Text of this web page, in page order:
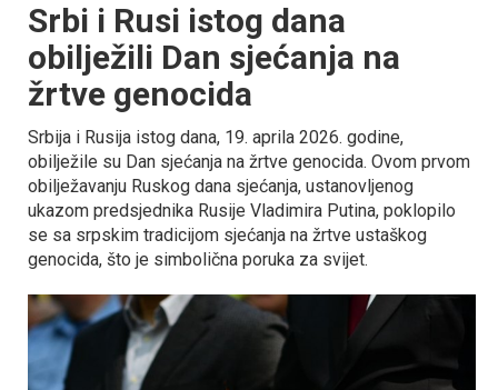
Srbi i Rusi istog dana
obilježili Dan sjećanja na
žrtve genocida
Srbija i Rusija istog dana, 19. aprila 2026. godine,
obilježile su Dan sjećanja na žrtve genocida. Ovom prvom
obilježavanju Ruskog dana sjećanja, ustanovljenog
ukazom predsjednika Rusije Vladimira Putina, poklopilo
se sa srpskim tradicijom sjećanja na žrtve ustaškog
genocida, što je simbolična poruka za svijet.